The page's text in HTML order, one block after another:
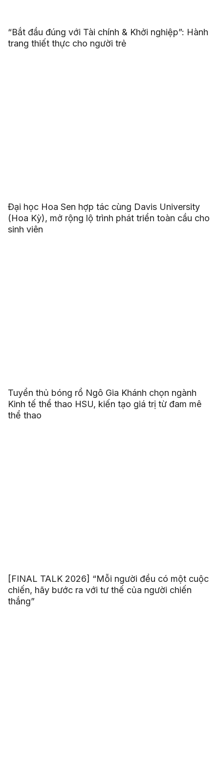
“Bắt đầu đúng với Tài chính & Khởi nghiệp”: Hành
trang thiết thực cho người trẻ
Đại học Hoa Sen hợp tác cùng Davis University
(Hoa Kỳ), mở rộng lộ trình phát triển toàn cầu cho
sinh viên
Tuyển thủ bóng rổ Ngô Gia Khánh chọn ngành
Kinh tế thể thao HSU, kiến tạo giá trị từ đam mê
thể thao
[FINAL TALK 2026] “Mỗi người đều có một cuộc
chiến, hãy bước ra với tư thế của người chiến
thắng”